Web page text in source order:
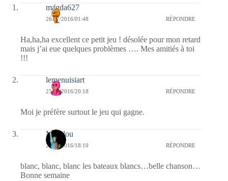
magda627
26/07/2016/01:48 RÉPONDRE
Ha,ha,ha excellent ce petit jeu ! désolée pour mon retard
mais j’ai eue quelques problèmes …. Mes amitiés à toi
!!!
lemenuisiart
25/07/2016/20:18 RÉPONDRE
Moi je préfère surtout le jeu qui gagne.
Marylou
25/07/2016/18:10 RÉPONDRE
blanc, blanc, blanc les bateaux blancs…belle chanson…
Bonne semaine